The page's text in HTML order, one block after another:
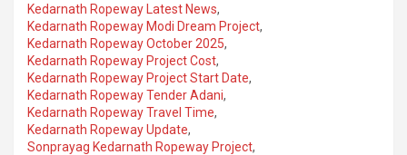
Kedarnath Ropeway Latest News,
Kedarnath Ropeway Modi Dream Project,
Kedarnath Ropeway October 2025,
Kedarnath Ropeway Project Cost,
Kedarnath Ropeway Project Start Date,
Kedarnath Ropeway Tender Adani,
Kedarnath Ropeway Travel Time,
Kedarnath Ropeway Update,
Sonprayag Kedarnath Ropeway Project,